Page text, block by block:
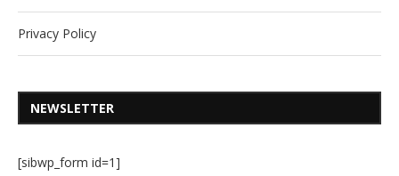
Privacy Policy
NEWSLETTER
[sibwp_form id=1]